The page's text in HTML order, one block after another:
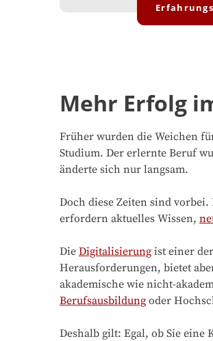
Mehr Erfolg
Früher wurden die Weichen
Studium. Der erlernte Beruf
änderte sich nur langsam.
Doch diese Zeiten sind
erfordern aktuelles Wissen,
Die Digitalisierung ist einer
Herausforderungen, bietet
akademische wie nicht-
Berufsausbildung oder
Deshalb gilt: Egal, ob Sie